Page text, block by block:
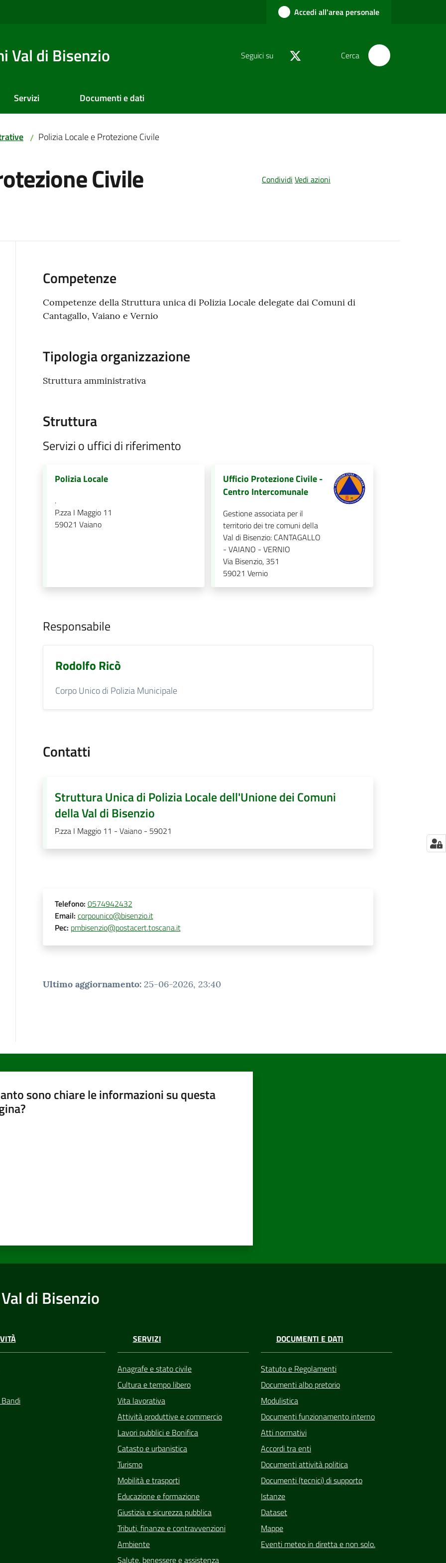
Accedi all'area personale
Val di Bisenzio Seguici su Cerca
Servizi Documenti e dati
/ Polizia Locale e Protezione Civile
Civile Condividi Vedi azioni
Competenze
Competenze della Struttura unica di Polizia Locale delegate dai Comuni di
Cantagallo, Vaiano e Vernio
Tipologia organizzazione
Struttura amministrativa
Struttura
Servizi o uffici di riferimento
Polizia Locale
.
P.zza I Maggio 11
59021 Vaiano
Ufficio Protezione Civile -
Centro Intercomunale
Gestione associata per il
territorio dei tre comuni della
Val di Bisenzio: CANTAGALLO
- VAIANO - VERNIO
Via Bisenzio, 351
59021 Vernio
Responsabile
Rodolfo Ricò
Corpo Unico di Polizia Municipale
Contatti
Struttura Unica di Polizia Locale dell'Unione dei Comuni
della Val di Bisenzio
P.zza I Maggio 11 - Vaiano - 59021
Telefono: 0574942432
Email: corpounico@bisenzio.it
Pec: pmbisenzio@postacert.toscana.it
Ultimo aggiornamento: 25-06-2026, 23:40
sono chiare le informazioni su questa
di Bisenzio
SERVIZI
Anagrafe e stato civile
Cultura e tempo libero
Vita lavorativa
Attività produttive e commercio
Lavori pubblici e Bonifica
Catasto e urbanistica
Turismo
Mobilità e trasporti
Educazione e formazione
Giustizia e sicurezza pubblica
Tributi, finanze e contravvenzioni
Ambiente
Salute, benessere e assistenza
DOCUMENTI E DATI
Statuto e Regolamenti
Documenti albo pretorio
Modulistica
Documenti funzionamento interno
Atti normativi
Accordi tra enti
Documenti attività politica
Documenti (tecnici) di supporto
Istanze
Dataset
Mappe
Eventi meteo in diretta e non solo.